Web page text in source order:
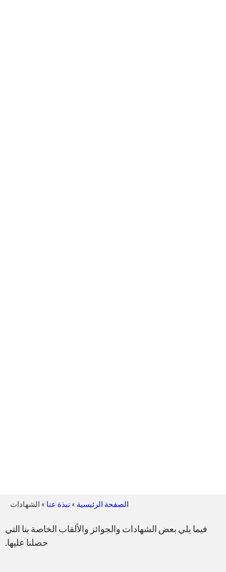
الصفحة الرئيسية » نبذة عنا » الشهادات
فيما يلي بعض الشهادات والجوائز والألقاب الخاصة بنا التي
حصلنا عليها.